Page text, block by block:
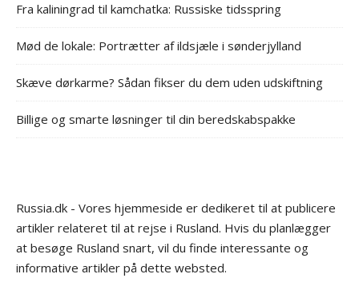
Fra kaliningrad til kamchatka: Russiske tidsspring
Mød de lokale: Portrætter af ildsjæle i sønderjylland
Skæve dørkarme? Sådan fikser du dem uden udskiftning
Billige og smarte løsninger til din beredskabspakke
Russia.dk - Vores hjemmeside er dedikeret til at publicere
artikler relateret til at rejse i Rusland. Hvis du planlægger
at besøge Rusland snart, vil du finde interessante og
informative artikler på dette websted.